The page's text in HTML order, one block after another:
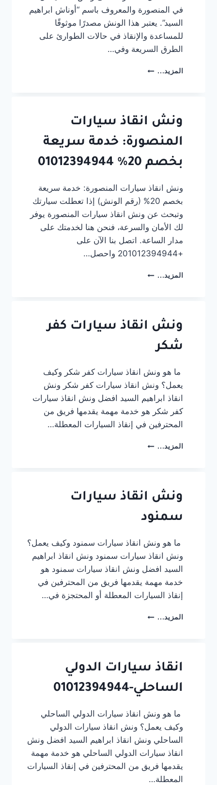
في المنصورة والمعروف باسم “أوناش ابراهيم
السيد”. يعتبر هذا الونش مصدرًا موثوقًا
للمساعدة والإنقاذ في حالات الطوارئ على
الطرق السريعة وفي…
المزيد... ونش
ابراهيم
السيد
ونش انقاذ سيارات
المنصورة: خدمة سريعة
بخصم 20% 01012394944
ونش انقاذ سيارات المنصورة: خدمة سريعة
بخصم 20% (رقم الونش) إذا تعطلت سيارتك
وتبحث عن ونش انقاذ سيارات المنصورة يوفر
لك الأمان والسرعة، فنحن هنا لخدمتك على
مدار الساعة. اتصل بنا الآن على
+201012394944 واحصل…
المزيد... ونش
سريعة
بخصم
01012394944
ونش انقاذ سيارات كفر
شكر
ما هو ونش انقاذ سيارات كفر شكر وكيف
يعمل؟ ونش انقاذ سيارات كفر شكر ونش
انقاذ ابراهيم السيد افضل ونش انقاذ سيارات
كفر شكر هو خدمة مهمة يقدمها فريق من
المحترفين في إنقاذ السيارات المعطلة…
المزيد... ونش
ونش انقاذ سيارات
سمنود
ما هو ونش انقاذ سيارات سمنود وكيف يعمل؟
ونش انقاذ سيارات سمنود ونش انقاذ ابراهيم
السيد افضل ونش انقاذ سيارات سمنود هو
خدمة مهمة يقدمها فريق من المحترفين في
إنقاذ السيارات المعطلة أو المحتجزة في…
المزيد... ونش
انقاذ سيارات الدولي
الساحلي-01012394944
ما هو ونش انقاذ سيارات الدولي الساحلي
وكيف يعمل؟ ونش انقاذ سيارات الدولي
الساحلي ونش انقاذ ابراهيم السيد افضل ونش
انقاذ سيارات الدولي الساحلي هو خدمة مهمة
يقدمها فريق من المحترفين في إنقاذ السيارات
المعطلة…